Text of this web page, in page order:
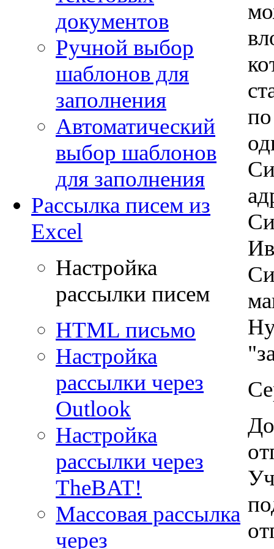
документов
Ручной выбор
шаблонов для
заполнения
Автоматический
выбор шаблонов
для заполнения
Рассылка писем из
Excel
Настройка
рассылки писем
HTML письмо
Настройка
рассылки через
Outlook
Настройка
рассылки через
TheBAT!
Массовая рассылка
через